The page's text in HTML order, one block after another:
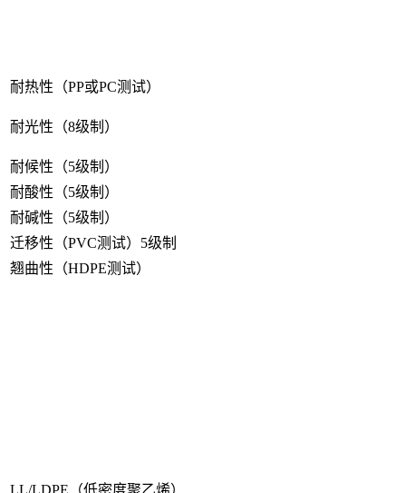
耐热性（PP或PC测试）
耐光性（8级制）
耐候性（5级制）
耐酸性（5级制）
耐碱性（5级制）
迁移性（PVC测试）5级制
翘曲性（HDPE测试）